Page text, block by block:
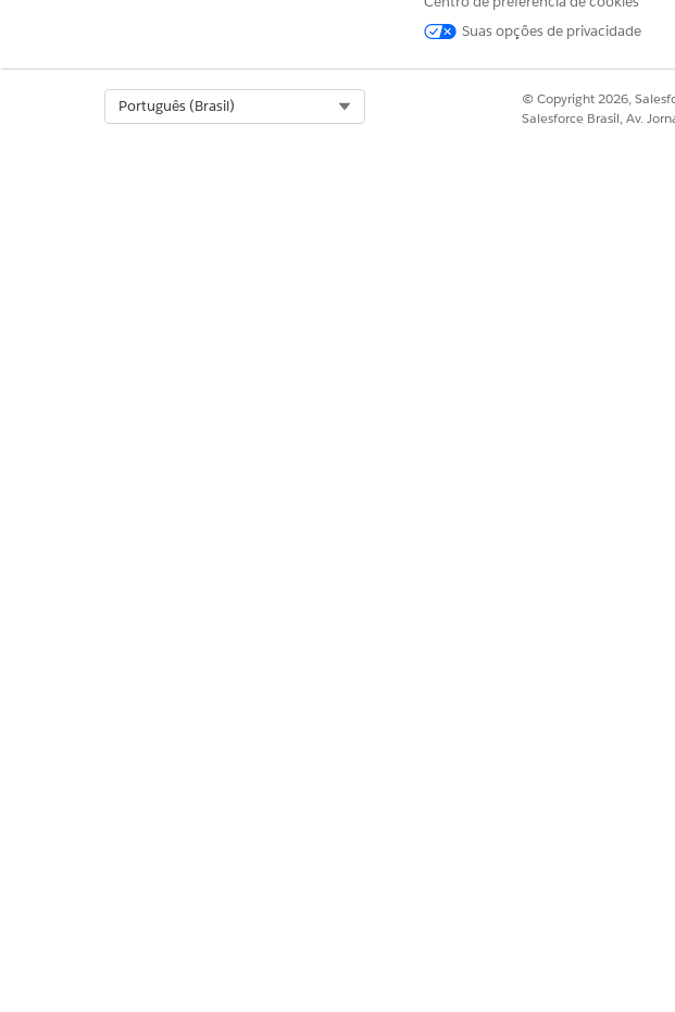
Suas opções de privacidade
Português (Brasil)
© Copyright 2026,
Salesforce Brasil, Av.